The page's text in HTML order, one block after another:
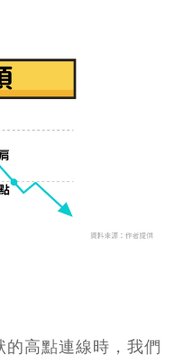
高點連線時，我們